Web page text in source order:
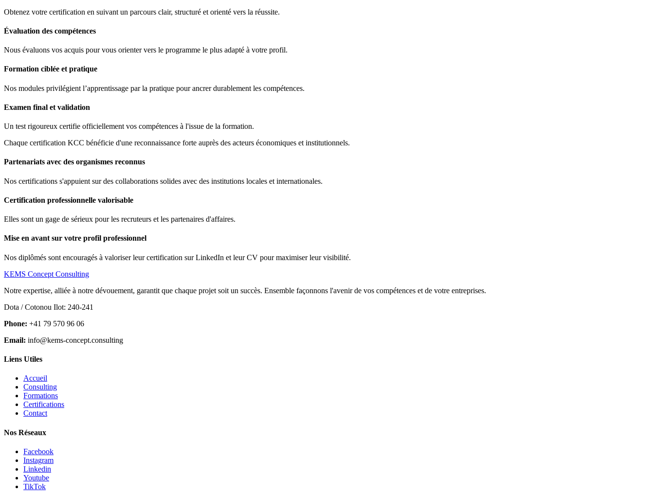
Obtenez votre certification en suivant un parcours clair, structuré et orienté vers la réussite.
Évaluation des compétences
Nous évaluons vos acquis pour vous orienter vers le programme le plus adapté à votre profil.
Formation ciblée et pratique
Nos modules privilégient l’apprentissage par la pratique pour ancrer durablement les compétences.
Examen final et validation
Un test rigoureux certifie officiellement vos compétences à l'issue de la formation.
Chaque certification KCC bénéficie d'une reconnaissance forte auprès des acteurs économiques et institutionnels.
Partenariats avec des organismes reconnus
Nos certifications s'appuient sur des collaborations solides avec des institutions locales et internationales.
Certification professionnelle valorisable
Elles sont un gage de sérieux pour les recruteurs et les partenaires d'affaires.
Mise en avant sur votre profil professionnel
Nos diplômés sont encouragés à valoriser leur certification sur LinkedIn et leur CV pour maximiser leur visibilité.
KEMS Concept Consulting
Notre expertise, alliée à notre dévouement, garantit que chaque projet soit un succès. Ensemble façonnons l'avenir de vos compétences et de votre entreprises.
Dota / Cotonou Ilot: 240-241
Phone: +41 79 570 96 06
Email: info@kems-concept.consulting
Liens Utiles
Accueil
Consulting
Formations
Certifications
Contact
Nos Réseaux
Facebook
Instagram
Linkedin
Youtube
TikTok